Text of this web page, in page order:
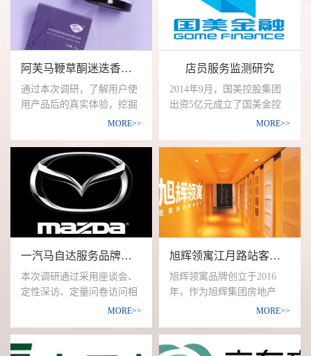
内的自然人以及在中华人民
共和国境外但未定居的中国
公民，不包括在中华人民共
员。普查主要调查人口和住
户的基本情况，内容包括：
姓名、公民身份号码、性
动、婚姻生育、死亡、住房
情况等。
题的认可度；测试消费者对
老品和新品的购买及推荐意
愿（NPS净推荐值）及新品
为产品优化提供支持；并在
品牌传播、产品设计、产品
定价，推广渠道、用户需求
阿芙马鞭草酮迷迭香纯露消费者需求
通过本次调研，了解用户使
用产品后的真实体验，挖掘
用户真正不喜欢产品的原
好，并挖掘客户对阿芙马鞭
草酮迷迭香纯露产品的认
知、印象和评价以及认可
度，了解用户对喜欢产品可
接受的宣传方式，及短视频
主播、喜欢的短视频APP
的沟通，为产品后续在品牌
传播 、品牌认知 、客户需
求、市场推广等方面提供建
MORE>>
店员服务监测研究
2014年9月，国美控股集团
出资5亿元成立了国美金控
投资有限公司，筹划布局互
被其定位为拉动未来增长的
“新风口”。 国美控股集团对
国美金融的6字定位为“变
革、创新、生态”。
MORE>>
一汽马自达服务品牌升级研究
本次调研通过采用座谈会、
定性深访、定量问卷访问相
结合的方式，进行“前期满意
查。前期满意度调研：通过
定性座谈会的方式，了解一
MORE>>
旭辉领寓江月路站客户画像及租赁需求调研
旭辉领寓品牌创立于2016
年，作为旭辉集团房地产
+创新业务板块，主要经
赁，房屋出租服务。
MORE>>